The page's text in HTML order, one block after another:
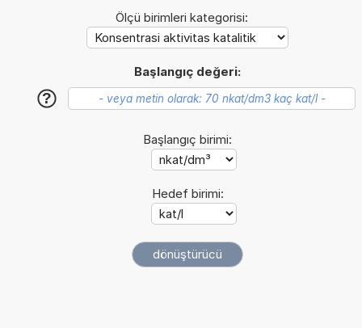
Ölçü birimleri kategorisi:
Başlangıç değeri:
?
Başlangıç birimi:
Hedef birimi: